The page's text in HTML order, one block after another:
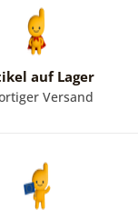
auf Lager
Versand